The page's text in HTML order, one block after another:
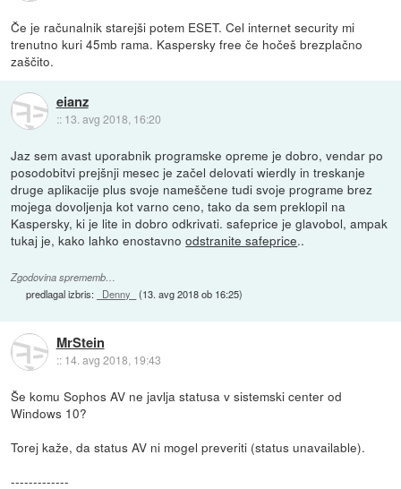
Če je računalnik starejši potem ESET. Cel internet security mi
trenutno kuri 45mb rama. Kaspersky free če hočeš brezplačno
zaščito.
eianz
:: 13. avg 2018, 16:20
Jaz sem avast uporabnik programske opreme je dobro, vendar po
posodobitvi prejšnji mesec je začel delovati wierdly in treskanje
druge aplikacije plus svoje nameščene tudi svoje programe brez
mojega dovoljenja kot varno ceno, tako da sem preklopil na
Kaspersky, ki je lite in dobro odkrivati. safeprice je glavobol, ampak
tukaj je, kako lahko enostavnoodstranite safeprice..
Zgodovina sprememb…
predlagal izbris: _Denny_ (13. avg 2018 ob 16:25)
MrStein
:: 14. avg 2018, 19:43
Še komu Sophos AV ne javlja statusa v sistemski center od
Windows 10?
Torej kaže, da status AV ni mogel preveriti (status unavailable).
-------------